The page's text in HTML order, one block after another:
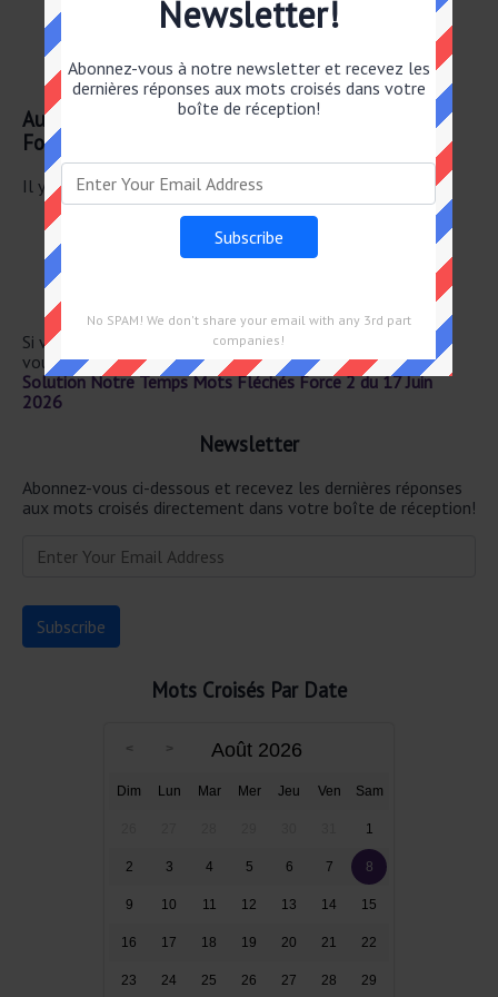
Évalue le pour et le contre
Évalué
Dont on a évalué la masse
Autre 17 Juin 2026 Notre Temps Mots Fléchés
Force 2
Il y a un total de 26 mots croisés pour le 17 Juin 2026.
ESPACE DE DÉMAR– CATION
ÉLÉMENT DE L'ALPHA– BET GREC
Si vous avez déjà résolu cet indice de mots croisés et que
vous recherchez le message principal, rendez-vous sur
Solution Notre Temps Mots Fléchés Force 2 du 17 Juin
2026
Newsletter
Abonnez-vous ci-dessous et recevez les dernières réponses
aux mots croisés directement dans votre boîte de réception!
Mots Croisés Par Date
Août 2026
Dim Lun Mar Mer Jeu Ven Sam
1
2 3 4 5 6 7 8
9 10 11 12 13 14 15
16 17 18 19 20 21 22
23 24 25 26 27 28 29
Newsletter!
Abonnez-vous à notre newsletter et recevez les
dernières réponses aux mots croisés dans votre
boîte de réception!
No SPAM! We don't share your email with any 3rd part
companies!